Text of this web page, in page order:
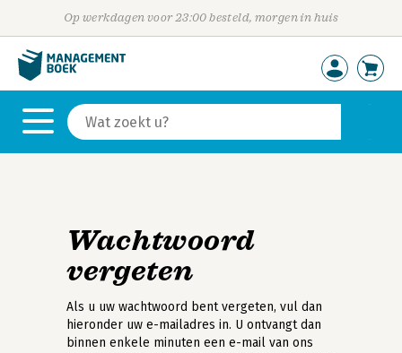
Op werkdagen voor 23:00 besteld, morgen in huis
Wachtwoord
vergeten
Als u uw wachtwoord bent vergeten, vul dan
hieronder uw e-mailadres in. U ontvangt dan
binnen enkele minuten een e-mail van ons